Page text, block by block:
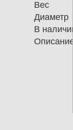
Вес
Диаметр
В наличии
Описание